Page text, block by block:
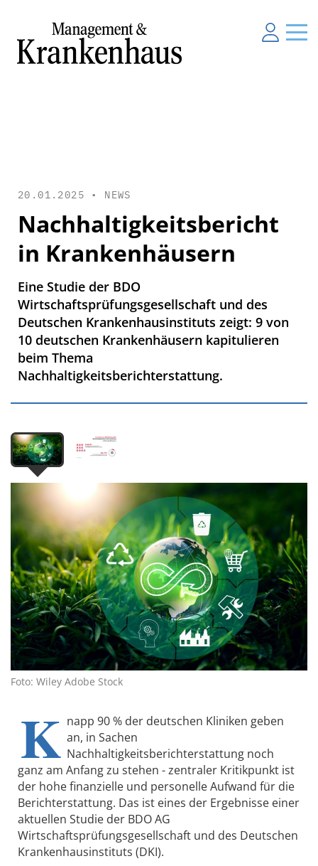
20.01.2025 • NEWS
Nachhaltigkeitsbericht
in Krankenhäusern
Eine Studie der BDO
Wirtschaftsprüfungsgesellschaft und des
Deutschen Krankenhausinstituts zeigt: 9 von
10 deutschen Krankenhäusern kapitulieren
beim Thema
Nachhaltigkeitsberichterstattung.
Foto: Wiley Adobe Stock
K napp 90 % der deutschen Kliniken geben
an, in Sachen
Nachhaltigkeitsberichterstattung noch
ganz am Anfang zu stehen - zentraler Kritikpunkt ist
der hohe finanzielle und personelle Aufwand für die
Berichterstattung. Das ist eines der Ergebnisse einer
aktuellen Studie der BDO AG
Wirtschaftsprüfungsgesellschaft und des Deutschen
Krankenhausinstituts (DKI).